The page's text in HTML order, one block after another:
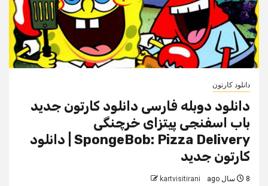
دانلود کارتون
دانلود دوبله فارسی دانلود کارتون جدید
باب اسفنجی پیتزای خرچنگی
SpongeBob: Pizza Delivery | دانلود
کارتون جدید
8 سال ago kartvisitirani